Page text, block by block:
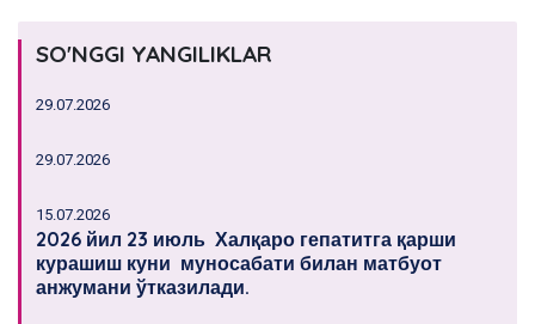
SO'NGGI YANGILIKLAR
29.07.2026
29.07.2026
15.07.2026
2026 йил 23 июль Халқаро гепатитга қарши
курашиш куни муносабати билан матбуот
анжумани ўтказилади.